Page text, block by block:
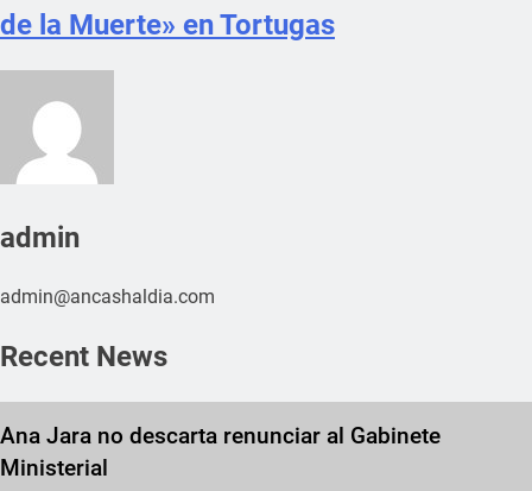
de la Muerte» en Tortugas
admin
admin@ancashaldia.com
Recent News
Ana Jara no descarta renunciar al Gabinete
Ministerial